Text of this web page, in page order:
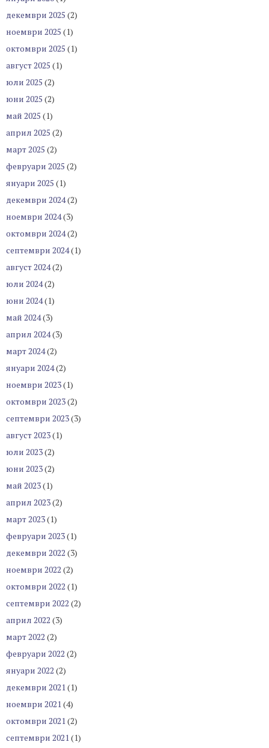
декември 2025 (2)
ноември 2025 (1)
октомври 2025 (1)
август 2025 (1)
юли 2025 (2)
юни 2025 (2)
май 2025 (1)
април 2025 (2)
март 2025 (2)
февруари 2025 (2)
януари 2025 (1)
декември 2024(2)
ноември 2024(3)
октомври 2024(2)
септември 2024(1)
август 2024(2)
юли 2024(2)
юни 2024(1)
май 2024(3)
април 2024(3)
март 2024(2)
януари 2024(2)
ноември 2023(1)
октомври 2023(2)
септември 2023(3)
август 2023(1)
юли 2023(2)
юни 2023(2)
май 2023(1)
април 2023(2)
март 2023(1)
февруари 2023(1)
декември 2022 (3)
ноември 2022 (2)
октомври 2022 (1)
септември 2022 (2)
април 2022 (3)
март 2022 (2)
февруари 2022 (2)
януари 2022 (2)
декември 2021(1)
ноември 2021(4)
октомври 2021(2)
септември 2021(1)